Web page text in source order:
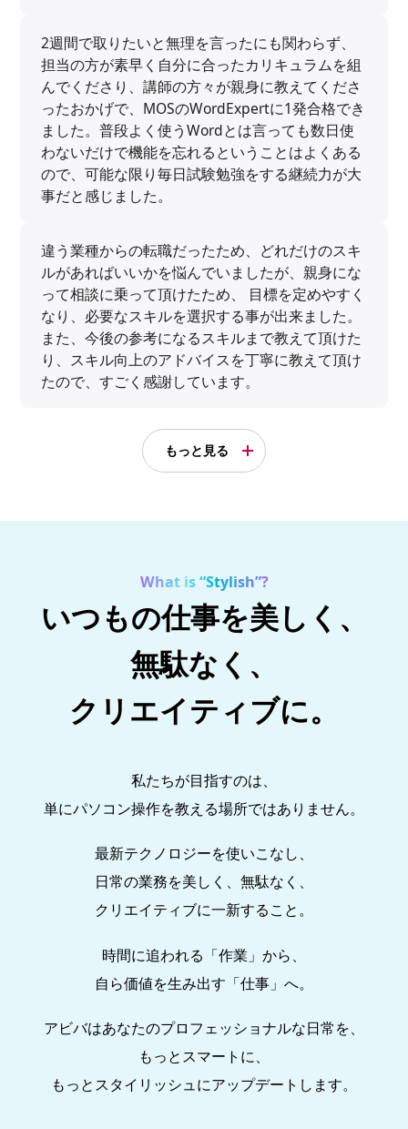
2週間で取りたいと無理を言ったにも関わらず、
担当の方が素早く自分に合ったカリキュラムを組
んでくださり、講師の方々が親身に教えてくださ
ったおかげで、MOSのWordExpertに1発合格でき
ました。普段よく使うWordとは言っても数日使
わないだけで機能を忘れるということはよくある
ので、可能な限り毎日試験勉強をする継続力が大
事だと感じました。
違う業種からの転職だったため、どれだけのスキ
ルがあればいいかを悩んでいましたが、親身にな
って相談に乗って頂けたため、 目標を定めやすく
なり、必要なスキルを選択する事が出来ました。
また、今後の参考になるスキルまで教えて頂けた
り、スキル向上のアドバイスを丁寧に教えて頂け
たので、すごく感謝しています。
もっと見る
What is “Stylish”?
いつもの仕事を美しく、
無駄なく、
クリエイティブに。
私たちが目指すのは、
単にパソコン操作を教える場所ではありません。
最新テクノロジーを使いこなし、
日常の業務を美しく、無駄なく、
クリエイティブに一新すること。
時間に追われる「作業」から、
自ら価値を生み出す「仕事」へ。
アビバはあなたのプロフェッショナルな日常を、
もっとスマートに、
もっとスタイリッシュにアップデートします。